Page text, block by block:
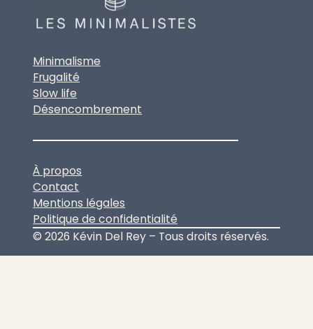
Minimalisme
Frugalité
Slow life
Désencombrement
À propos
Contact
Mentions légales
Politique de confidentialité
© 2026 Kévin Del Rey – Tous droits réservés.